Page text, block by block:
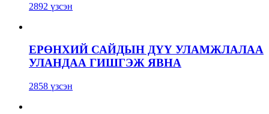
2892 үзсэн
ЕРӨНХИЙ САЙДЫН ДҮҮ УЛАМЖЛАЛАА
УЛАНДАА ГИШГЭЖ ЯВНА
2858 үзсэн